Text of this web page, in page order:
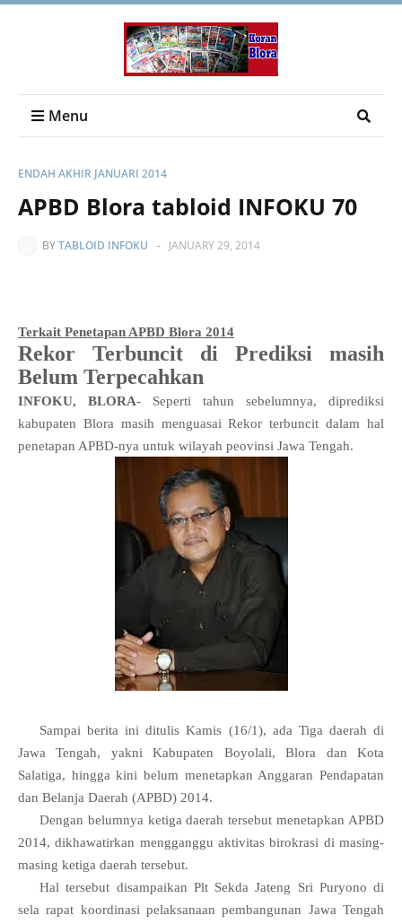
Menu
ENDAH AKHIR JANUARI 2014
APBD Blora tabloid INFOKU 70
BYTABLOID INFOKU - JANUARY 29, 2014
Terkait Penetapan APBD Blora 2014
Rekor Terbuncit di Prediksi masih
Belum Terpecahkan
INFOKU, BLORA- Seperti tahun sebelumnya, diprediksi
kabupaten Blora masih menguasai Rekor terbuncit dalam hal
penetapan APBD-nya untuk wilayah peovinsi Jawa Tengah.
Sampai berita ini ditulis Kamis (16/1), ada Tiga daerah di
Jawa Tengah, yakni Kabupaten Boyolali, Blora dan Kota
Salatiga, hingga kini belum menetapkan Anggaran Pendapatan
dan Belanja Daerah (APBD) 2014.
Dengan belumnya ketiga daerah tersebut menetapkan APBD
2014, dikhawatirkan mengganggu aktivitas birokrasi di masing-
masing ketiga daerah tersebut.
Hal tersebut disampaikan Plt Sekda Jateng Sri Puryono di
sela rapat koordinasi pelaksanaan pembangunan Jawa Tengah